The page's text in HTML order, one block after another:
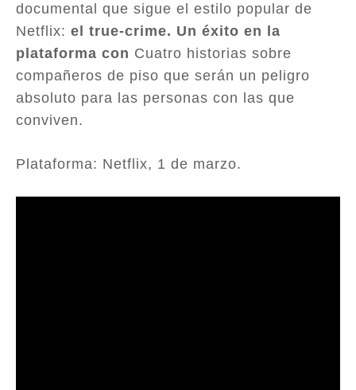
documental que sigue el estilo popular de
Netflix: el true-crime. Un éxito en la
plataforma con Cuatro historias sobre
compañeros de piso que serán un peligro
absoluto para las personas con las que
conviven.
Plataforma: Netflix, 1 de marzo.